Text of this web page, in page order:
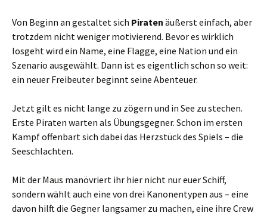
Von Beginn an gestaltet sich Piraten äußerst einfach, aber
trotzdem nicht weniger motivierend. Bevor es wirklich
losgeht wird ein Name, eine Flagge, eine Nation und ein
Szenario ausgewählt. Dann ist es eigentlich schon so weit:
ein neuer Freibeuter beginnt seine Abenteuer.
Jetzt gilt es nicht lange zu zögern und in See zu stechen.
Erste Piraten warten als Übungsgegner. Schon im ersten
Kampf offenbart sich dabei das Herzstück des Spiels – die
Seeschlachten.
Mit der Maus manövriert ihr hier nicht nur euer Schiff,
sondern wählt auch eine von drei Kanonentypen aus – eine
davon hilft die Gegner langsamer zu machen, eine ihre Crew